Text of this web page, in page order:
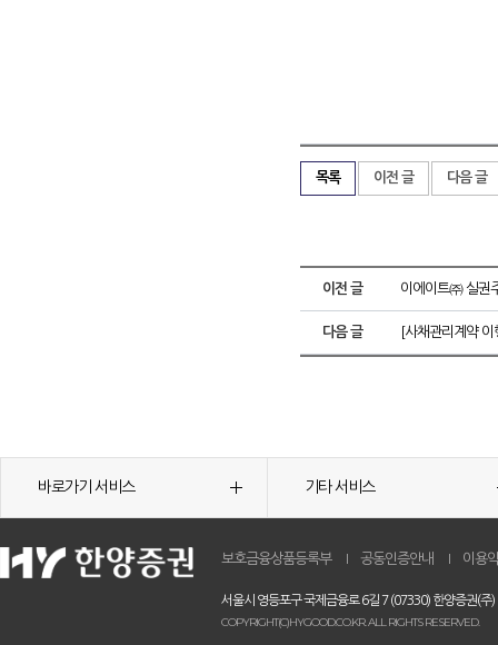
목록 이전 글 다음 글
이전 글 이에이트㈜ 실권
다음 글 [사채관리계약
바로가기 서비스 기타 서비스
보호금융상품등록부 공동인증안내 이용
서울시 영등포구 국제금융로 6길 7 (07330) 한양증권(주)
COPYRIGHT(C)HYGOOD.CO.KR. ALL RIGHTS RESERVED.